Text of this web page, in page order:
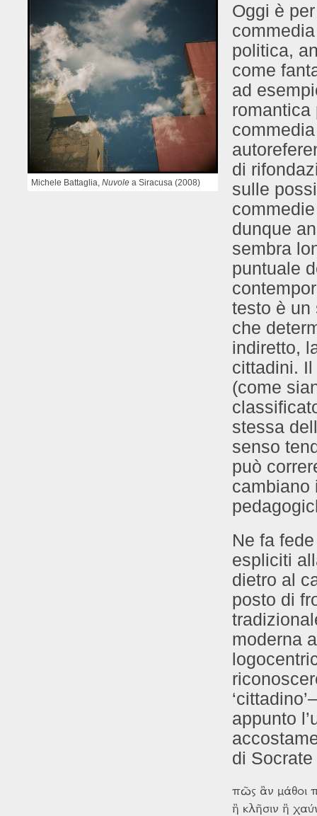
Michele Battaglia,Nuvole a Siracusa (2008)
Oggi è
politica,
come
ad
romantica
di
sulle
dunque
sembra
puntuale
testo è un
che
indiretto,
cittadini.
(come
stessa
senso
può
cambiano
Ne fa
espliciti
dietro al
posto di
moderna
appunto
di
πῶς ἂν μάθοι
ἢ κλῆσιν ἢ